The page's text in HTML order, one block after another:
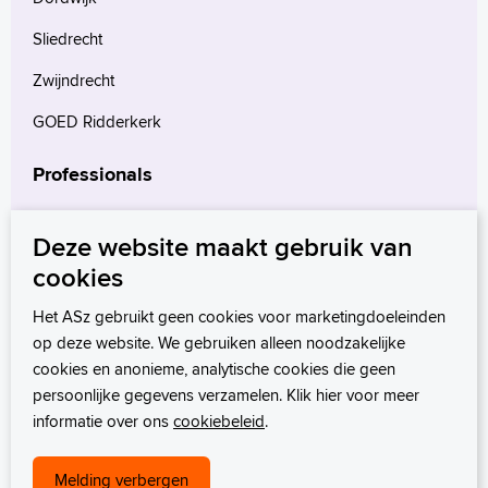
Sliedrecht
Zwijndrecht
GOED Ridderkerk
Professionals
Verwijzers
Wetenschappelijk onderzoek
Deze website maakt gebruik van
cookies
Het ASz gebruikt geen cookies voor marketingdoeleinden
op deze website. We gebruiken alleen noodzakelijke
cookies en anonieme, analytische cookies die geen
persoonlijke gegevens verzamelen. Klik hier voor meer
informatie over onscookiebeleid.
Melding verbergen